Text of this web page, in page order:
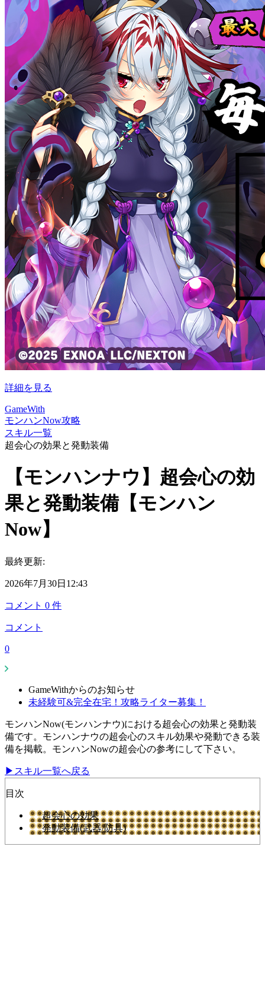
詳細を見る
GameWith
モンハンNow攻略
スキル一覧
超会心の効果と発動装備
【モンハンナウ】超会心の効
果と発動装備【モンハン
Now】
最終更新:
2026年7月30日12:43
コメント 0 件
コメント
0
GameWithからのお知らせ
未経験可&完全在宅！攻略ライター募集！
モンハンNow(モンハンナウ)における超会心の効果と発動装
備です。モンハンナウの超会心のスキル効果や発動できる装
備を掲載。モンハンNowの超会心の参考にして下さい。
▶スキル一覧へ戻る
目次
超会心の効果
発動装備(武器/防具)